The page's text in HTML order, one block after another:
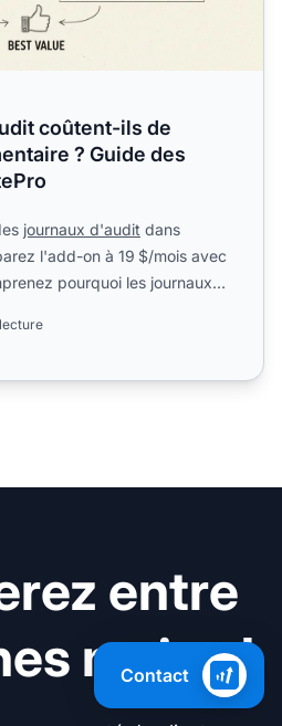
coûtent-ils de
? Guide des
journaux d'audit dans
l'add-on à 19 $/mois avec
pourquoi les journaux
entre
mains !
Contact